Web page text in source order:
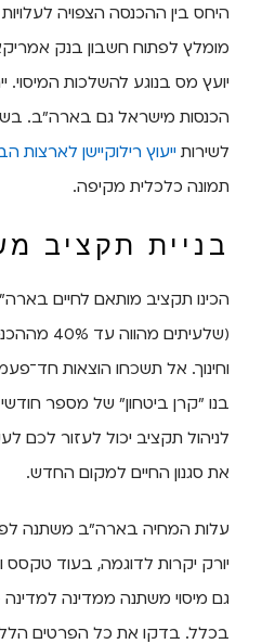
היחס בין ההכנסה הצפויה
מומלץ לפתוח חשבון בנק
יועץ מס בנוגע להשלכות המיסוי.
הכנסות מישראל גם בארה"ב.
לשירות ייעוץ רילוקיישן לארצות
תמונה כלכלית מקיפה.
בניית תקציב
הכינו תקציב מותאם לחיים
(שלעיתים
וחינוך. אל תשכחו הוצאות
בנו "קרן ביטחון" של מספר
לניהול תקציב יכול לעזור לכם
את סגנון החיים למקום החדש.
עלות המחיה בארה"ב משתנה לפי
יורק יקרות לדוגמה, בעוד טקסס
גם מיסוי משתנה ממדינה
בכלל. בדקו את כל הפרטים